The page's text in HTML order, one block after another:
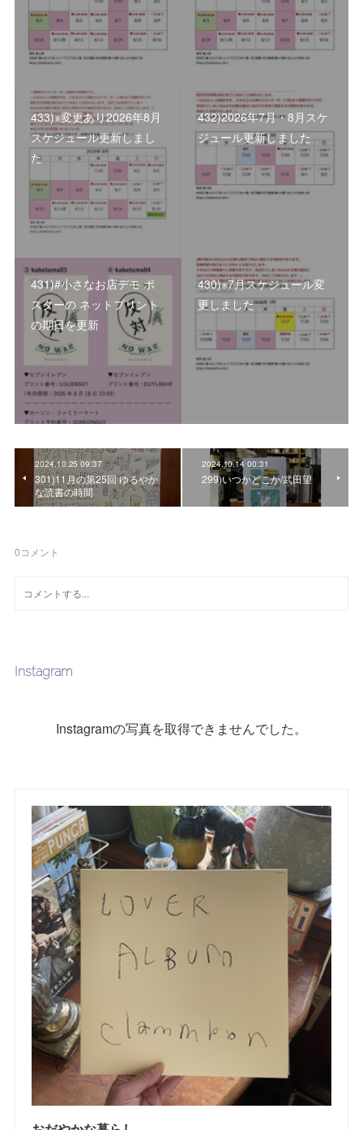
433)※変更あり2026年8月
スケジュール更新しまし
た
432)2026年7月・8月スケ
ジュール更新しました
431)#小さなお店デモ ポ
スターの ネットプリント
の期日を更新
430)※7月スケジュール変
更しました
2024.10.25 09:37
301)11月の第25回 ゆるやか
な読書の時間
2024.10.14 00:31
299)いつかどこか/武田望
0コメント
Instagram
Instagramの写真を取得できませんでした。